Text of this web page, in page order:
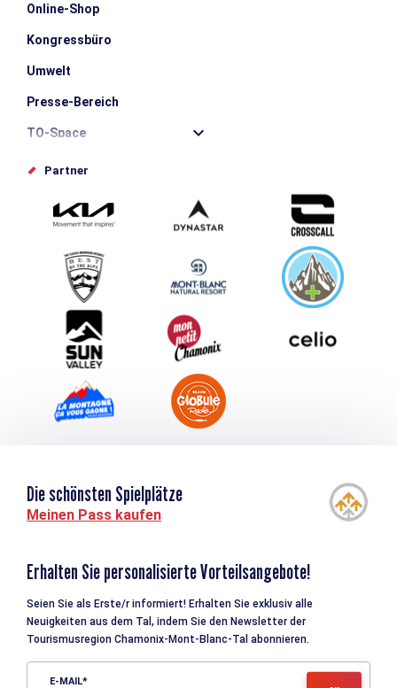
Online-Shop
Kongressbüro
Umwelt
Presse-Bereich
TO-Space
Offices de tourisme
Schlagen Sie Ihr Event vor
Service groupes et séminaires
Herunterladen
Tourismus & Behinderung
Partner
Die schönsten Spielplätze
Meinen Pass kaufen
Erhalten Sie personalisierte Vorteilsangebote!
Seien Sie als Erste/r informiert! Erhalten Sie exklusiv alle
Neuigkeiten aus dem Tal, indem Sie den Newsletter der
Tourismusregion Chamonix-Mont-Blanc-Tal abonnieren.
E-MAIL